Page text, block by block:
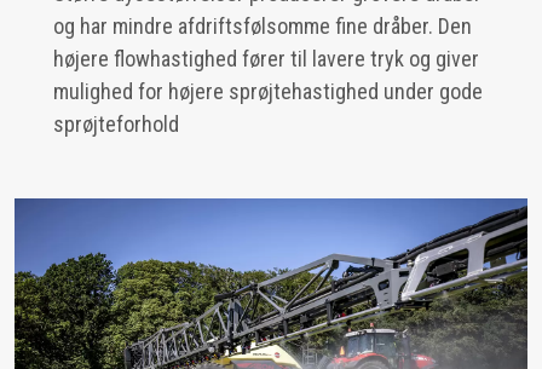
og har mindre afdriftsfølsomme fine dråber. Den
højere flowhastighed fører til lavere tryk og giver
mulighed for højere sprøjtehastighed under gode
sprøjteforhold